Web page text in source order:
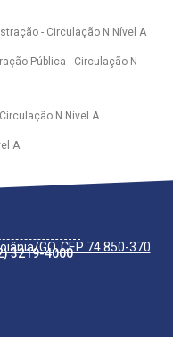
- Circulação N Nível A
Pública - Circulação N
N Nível A
A
3219-4000
GO, CEP 74.850-370